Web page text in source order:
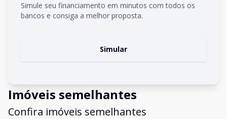
Simule seu financiamento em minutos com todos os
bancos e consiga a melhor proposta.
Simular
Imóveis semelhantes
Confira imóveis semelhantes